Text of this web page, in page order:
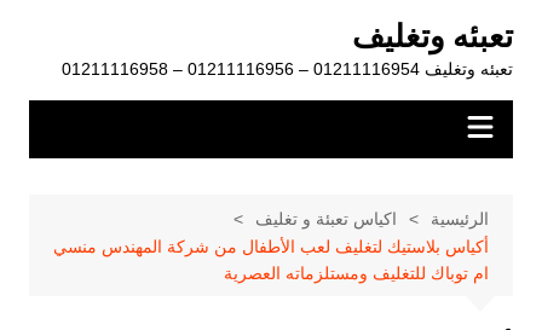
المحتوى
تعبئه وتغليف
تعبئه وتغليف 01211116954 – 01211116956 – 01211116958
الرئيسية
اكياس تعبئة و تغليف
أكياس بلاستيك لتغليف لعب الأطفال من شركة المهندس منسي
ام توباك للتغليف ومستلزماته العصرية